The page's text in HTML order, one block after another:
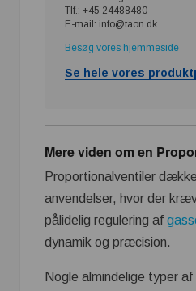
Tlf.: +45 24488480
E-mail: info@taon.dk
Besøg vores hjemmeside
Se hele vores
Mere viden om en
Proportionalventiler
anvendelser, hvor der
pålidelig regulering af
dynamik og præcision.
Nogle almindelige typer